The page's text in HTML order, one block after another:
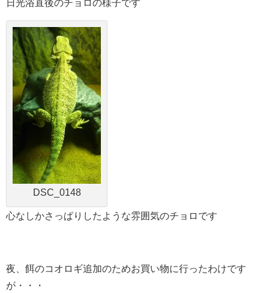
日光浴直後のチョロの様子です
DSC_0148
心なしかさっぱりしたような雰囲気のチョロです
夜、餌のコオロギ追加のためお買い物に行ったわけです
が・・・